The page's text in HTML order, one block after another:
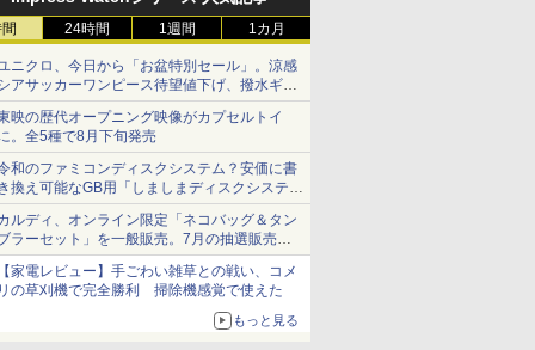
24時間 1週間 1カ月
ニクロ、今日から「お盆特別セール」。涼感
アサッカーワンピース待望値下げ、撥水ギア
ョーツは1990円に
映の歴代オープニング映像がカプセルトイ
。全5種で8月下旬発売
和のファミコンディスクシステム？安価に書
換え可能なGB用「しましまディスクシステ
」
ルディ、オンライン限定「ネコバッグ＆タン
ラーセット」を一般販売。7月の抽選販売の
選無効分
家電レビュー】手ごわい雑草との戦い、コメ
の草刈機で完全勝利 掃除機感覚で使えた
もっと見る